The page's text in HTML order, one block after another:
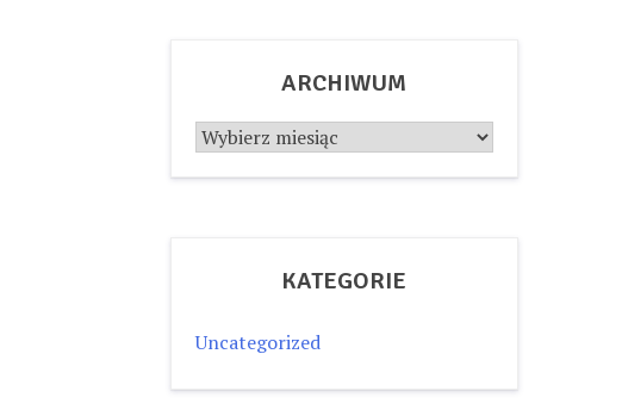
ARCHIWUM
Archiwum
KATEGORIE
Uncategorized